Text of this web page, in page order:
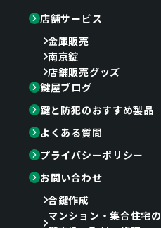
店舗サービス
金庫販売
南京錠
店舗販売グッズ
鍵屋ブログ
鍵と防犯のおすすめ製品
よくある質問
プライバシーポリシー
お問い合わせ
合鍵作成
マンション・集合住宅の